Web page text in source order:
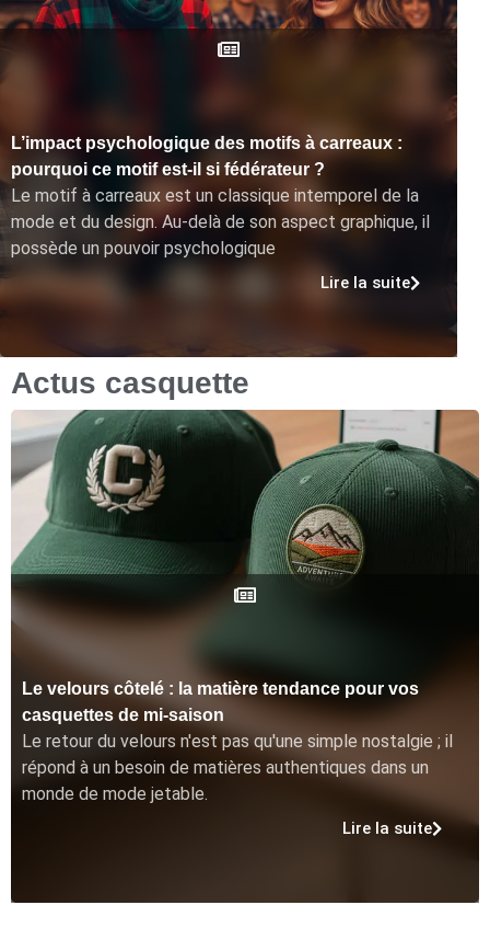
L’impact psychologique des motifs à carreaux :
pourquoi ce motif est-il si fédérateur ?
Le motif à carreaux est un classique intemporel de la
mode et du design. Au-delà de son aspect graphique, il
possède un pouvoir psychologique
Lire la suite
Actus casquette
Le velours côtelé : la matière tendance pour vos
casquettes de mi-saison
Le retour du velours n'est pas qu'une simple nostalgie ; il
répond à un besoin de matières authentiques dans un
monde de mode jetable.
Lire la suite